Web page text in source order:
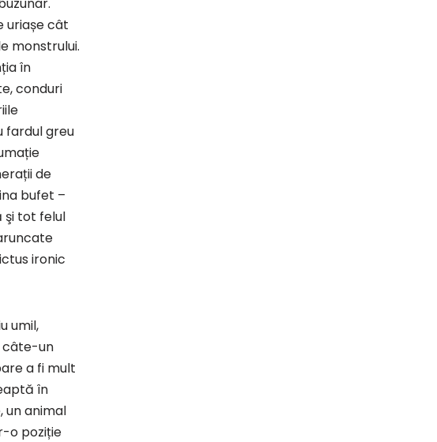
uriașe cât
monstrului.
în
conduri
fardul greu
de
bufet –
şi tot felul
ironic
umil,
câte-un
a fi mult
în
un animal
o poziție